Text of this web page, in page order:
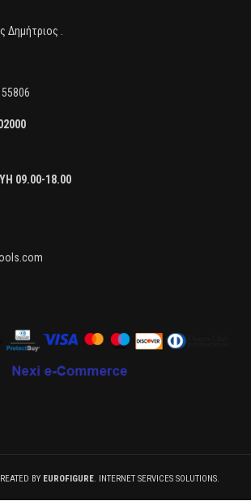
Δημήτριος .
09.00-18.00
BY EUROFIGURE. INTERNET SERVICES SOLUTIONS.